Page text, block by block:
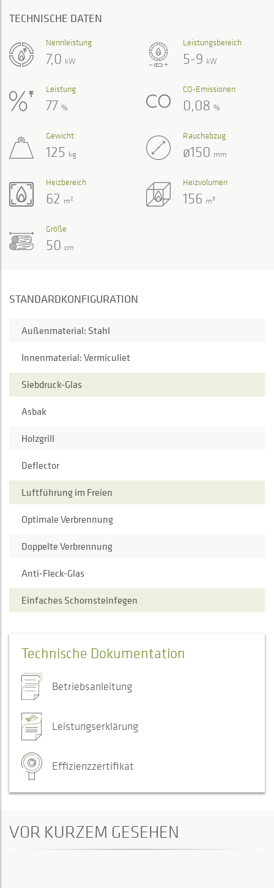
TECHNISCHE DATEN
Leistungsbereich
5-9 kW
Nennleistung
7,0 kW
Leistung
77 %
CO-Emissionen
0,08 %
Heizvolumen
156 m3
Heizbereich
62 m2
Gewicht
125 kg
Rauchabzug
ø150 mm
Größe
50 cm
STANDARDKONFIGURATION
Außenmaterial: Stahl
Innenmaterial: Vermiculiet
Siebdruck-Glas
Asbak
Holzgrill
Deflector
Luftführung im Freien
Optimale Verbrennung
Doppelte Verbrennung
Anti-Fleck-Glas
Einfaches Schornsteinfegen
Technische Dokumentation
Betriebsanleitung
Leistungserklärung
Effizienzzertifikat
VOR KURZEM GESEHEN